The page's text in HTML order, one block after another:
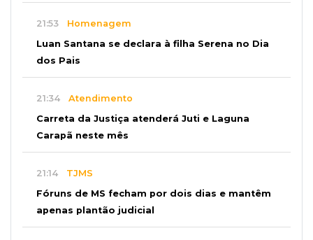
21:53 Homenagem
Luan Santana se declara à filha Serena no Dia
dos Pais
21:34 Atendimento
Carreta da Justiça atenderá Juti e Laguna
Carapã neste mês
21:14 TJMS
Fóruns de MS fecham por dois dias e mantêm
apenas plantão judicial